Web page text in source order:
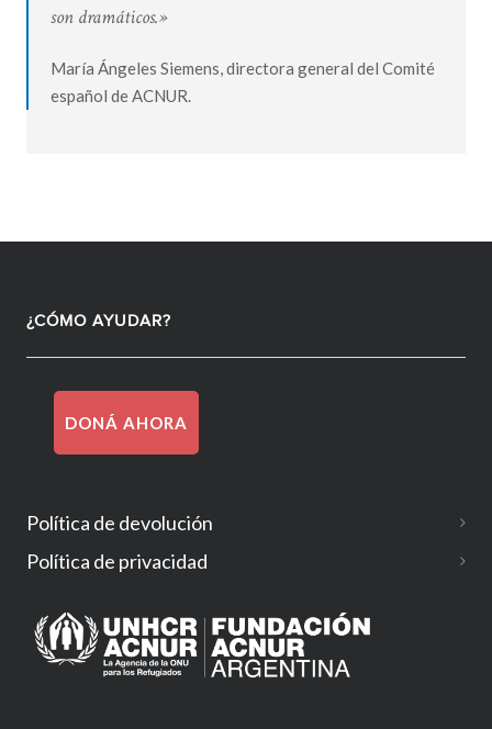
son dramáticos.»
María Ángeles Siemens, directora general del Comité
español de ACNUR.
¿CÓMO AYUDAR?
DONÁ AHORA
Política de devolución
Política de privacidad